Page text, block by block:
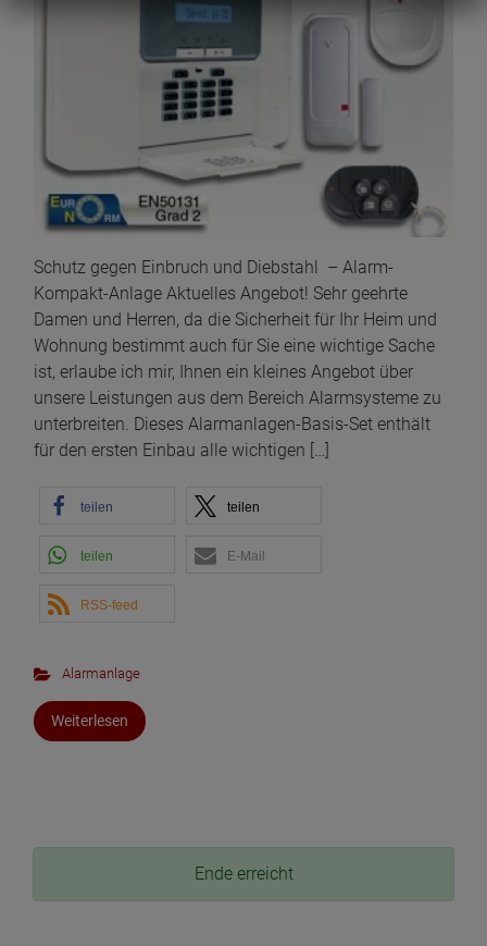
Schutz gegen Einbruch und Diebstahl – Alarm-
Kompakt-Anlage Aktuelles Angebot! Sehr geehrte
Damen und Herren, da die Sicherheit für Ihr Heim und
Wohnung bestimmt auch für Sie eine wichtige Sache
ist, erlaube ich mir, Ihnen ein kleines Angebot über
unsere Leistungen aus dem Bereich Alarmsysteme zu
unterbreiten. Dieses Alarmanlagen-Basis-Set enthält
für den ersten Einbau alle wichtigen […]
teilen teilen
teilen E-Mail
RSS-feed
Alarmanlage
Weiterlesen
Ende erreicht